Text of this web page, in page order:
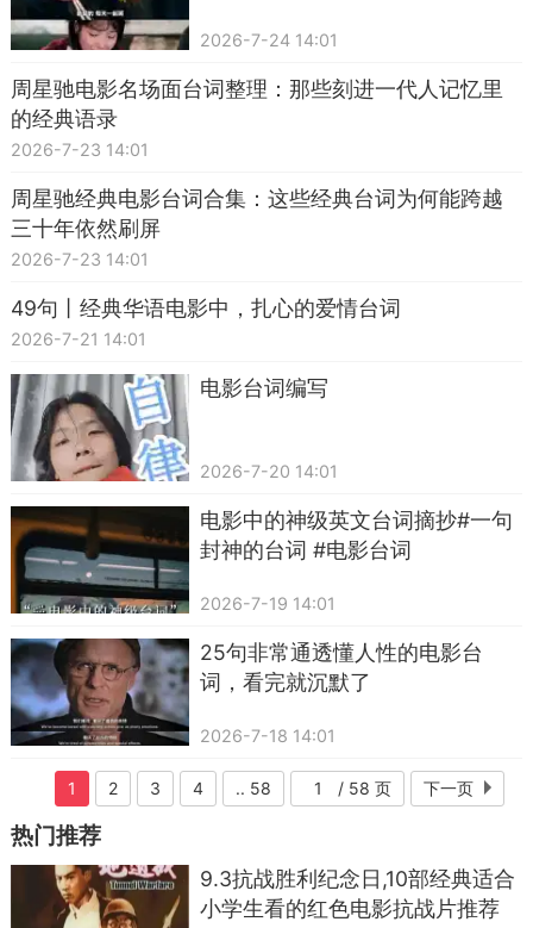
2026-7-24 14:01
周星驰电影名场面台词整理：那些刻进一代人记忆里
的经典语录
2026-7-23 14:01
周星驰经典电影台词合集：这些经典台词为何能跨越
三十年依然刷屏
2026-7-23 14:01
49句丨经典华语电影中，扎心的爱情台词
2026-7-21 14:01
电影台词编写
2026-7-20 14:01
电影中的神级英文台词摘抄#一句
封神的台词 #电影台词
2026-7-19 14:01
25句非常通透懂人性的电影台
词，看完就沉默了
2026-7-18 14:01
1 2 3 4 .. 58 / 58 页 下一页
热门推荐
9.3抗战胜利纪念日,10部经典适合
小学生看的红色电影抗战片推荐